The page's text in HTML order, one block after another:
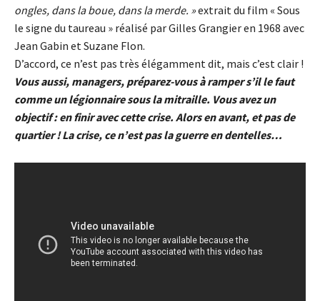
ongles, dans la boue, dans la merde. »extrait du film « Sous
le signe du taureau » réalisé par Gilles Grangier en 1968 avec
Jean Gabin et Suzane Flon.
D’accord, ce n’est pas très élégamment dit, mais c’est clair !
Vous aussi, managers, préparez-vous à ramper s’il le faut
comme un légionnaire sous la mitraille. Vous avez un
objectif : en finir avec cette crise. Alors en avant, et pas de
quartier ! La crise, ce n’est pas la guerre en dentelles…